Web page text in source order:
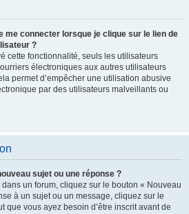
me connecter lorsque je clique sur le lien de
?
cette fonctionnalité, seuls les utilisateurs
électroniques aux autres utilisateurs
permet d’empêcher une utilisation abusive
par des utilisateurs malveillants ou
sujet ou une réponse ?
un forum, cliquez sur le bouton « Nouveau
à un sujet ou un message, cliquez sur le
que vous ayez besoin d’être inscrit avant de